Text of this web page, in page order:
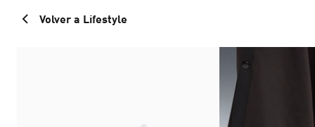
Volver a Lifestyle